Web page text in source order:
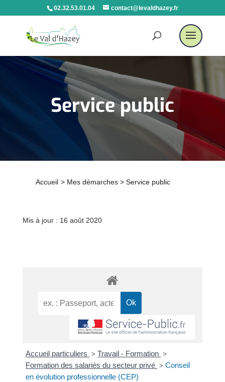
02.32.53.01.04 contact@levaldhazey.fr
Service public
Accueil > Mes démarches > Service public
Mis à jour : 16 août 2020
Accueil particuliers > Travail - Formation >
Formation des salariés du secteur privé > Conseil
en évolution professionnelle (CEP)